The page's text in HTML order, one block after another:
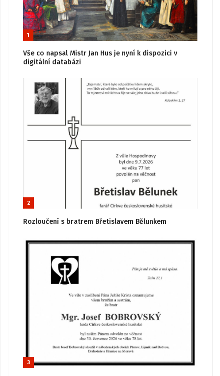
1
Vše co napsal Mistr Jan Hus je nyní k dispozici v
digitální databázi
2
Rozloučení s bratrem Břetislavem Bělunkem
3